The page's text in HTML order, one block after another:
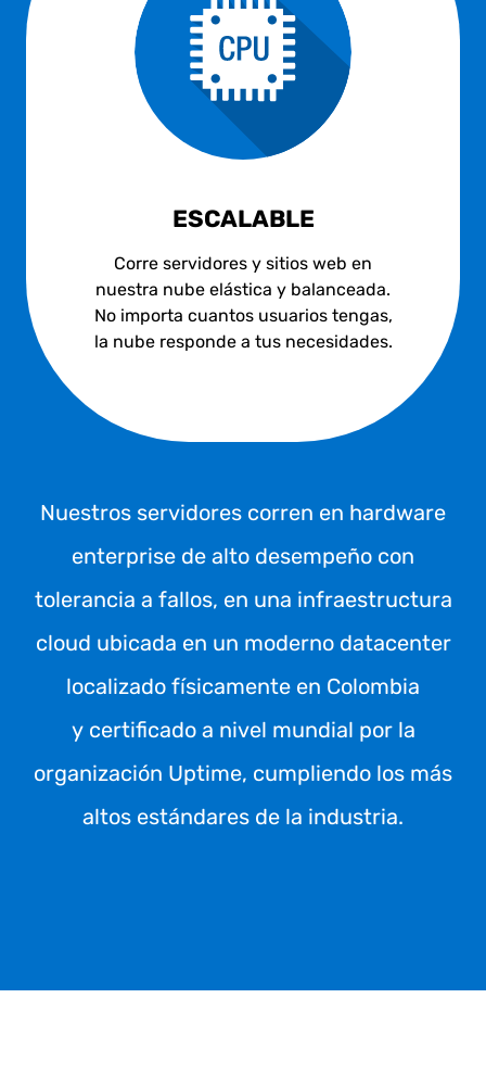
ESCALABLE
Corre servidores y sitios web en
nuestra nube elástica y balanceada.
No importa cuantos usuarios tengas,
la nube responde a tus necesidades.
Nuestros servidores corren en hardware
enterprise de alto desempeño con
tolerancia a fallos, en una infraestructura
cloud ubicada en un moderno datacenter
localizado físicamente en Colombia
y certificado a nivel mundial por la
organización Uptime, cumpliendo los más
altos estándares de la industria.